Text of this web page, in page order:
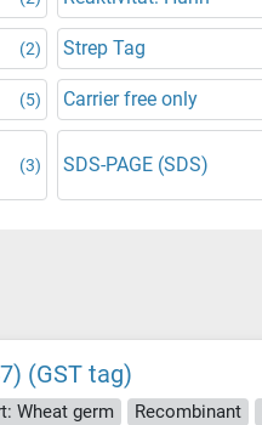
(2) Strep Tag
(5) Carrier free only
(3) SDS-PAGE (SDS)
(GST tag)
Wheat germ Recombinant